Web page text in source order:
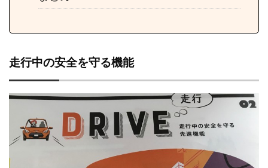
走行中の安全を守る機能